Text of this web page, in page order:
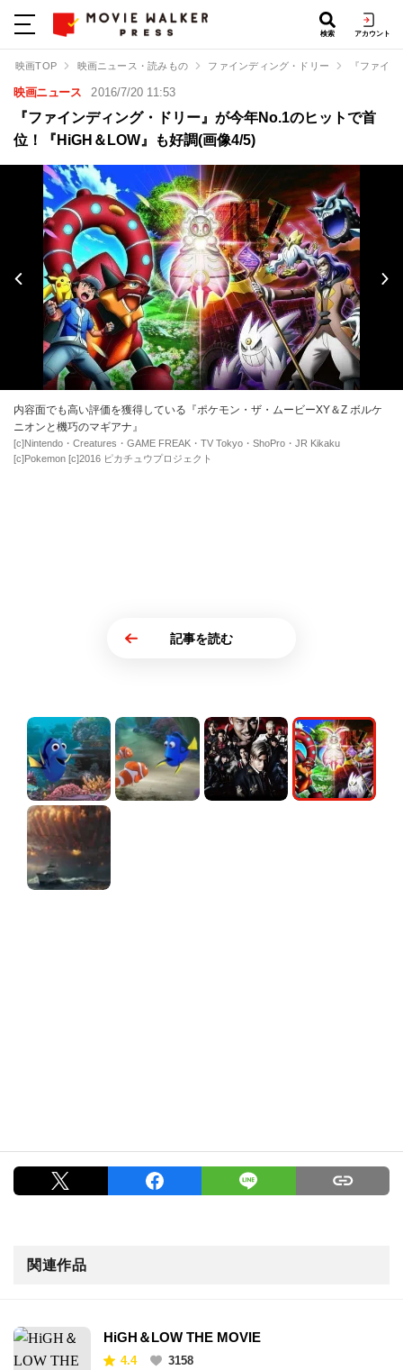
検索 アカウント
映画TOP 映画ニュース・読みもの ファインディング・ドリー 『ファイ
映画ニュース 2016/7/20 11:53
『ファインディング・ドリー』が今年No.1のヒットで首
位！『HiGH＆LOW』も好調(画像4/5)
内容面でも高い評価を獲得している『ポケモン・ザ・ムービーXY＆Z ボルケ
ニオンと機巧のマギアナ』
[c]Nintendo・Creatures・GAME FREAK・TV Tokyo・ShoPro・JR Kikaku
[c]Pokemon [c]2016 ピカチュウプロジェクト
記事を読む
関連作品
HiGH＆LOW THE MOVIE
4.4
3158